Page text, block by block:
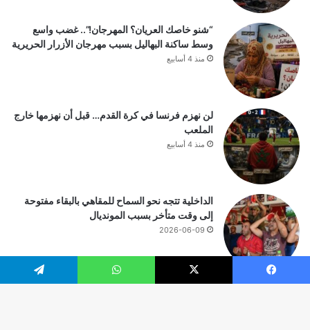
“شنو خاصك العريان؟ المهرجان!”.. غضب واسع
وسط ساكنة البهاليل بسبب مهرجان الأزرار الحريرية
منذ 4 أسابيع
لن نهزم فرنسا في كرة القدم… قبل أن نهزمها خارج
الملعب
منذ 4 أسابيع
الداخلية تتجه نحو السماح للمقاهي بالبقاء مفتوحة
إلى وقت متأخر بسبب المونديال
2026-06-09
فيسبوك ‫X واتساب تيلقرام